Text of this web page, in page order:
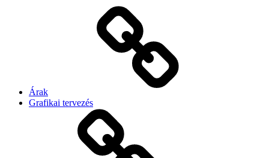
Árak
Grafikai tervezés